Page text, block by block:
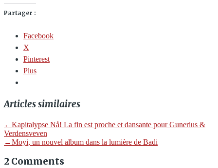
Partager :
Facebook
X
Pinterest
Plus
Articles similaires
Navigation
de
l’article
←Previous
post:
Kapitalypse N​å​! La fin est proche et dansante pour Gunerius &
Verdensveven
→Next
Moyi, un nouvel album dans la lumière de Badi
2 Comments